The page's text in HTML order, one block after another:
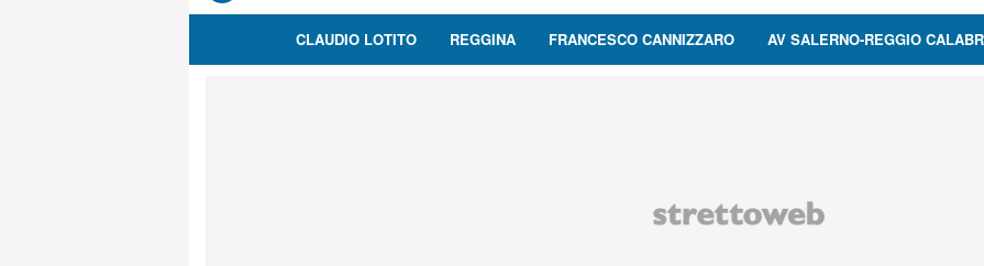
CLAUDIO LOTITO REGGINA FRANCESCO CANNIZZARO AV SALERNO-REGGIO